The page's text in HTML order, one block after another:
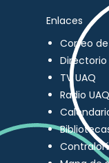
Enlaces
Correo
Directorio
TV UAQ
Radio UAQ